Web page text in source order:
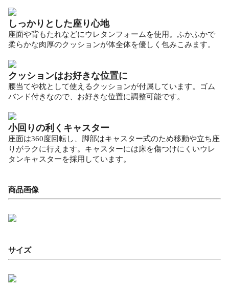
しっかりとした座り心地
座面や背もたれなどにウレタンフォームを使用。ふかふかで
柔らかな肉厚のクッションが体全体を優しく包みこみます。
クッションはお好きな位置に
腰当てや枕として使えるクッションが付属しています。ゴム
バンド付きなので、お好きな位置に調整可能です。
小回りの利くキャスター
座面は360度回転し、脚部はキャスター式のため移動や立ち座
りがラクに行えます。キャスターには床を傷つけにくいウレ
タンキャスターを採用しています。
商品画像
サイズ